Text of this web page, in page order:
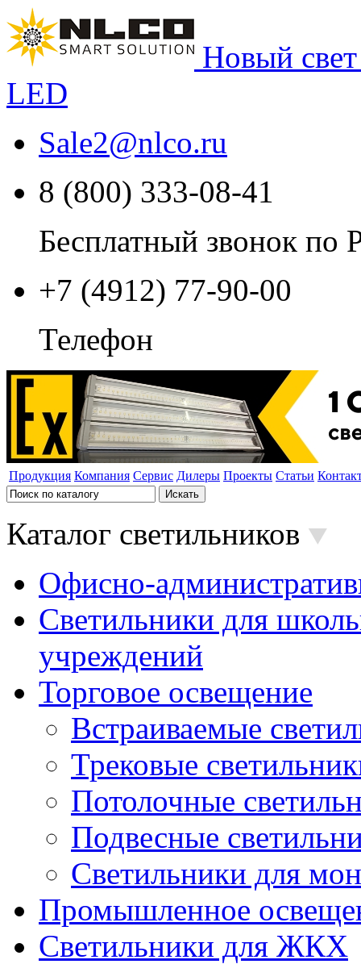
Новый
LED
Sale2@nlco.ru
8 (800) 333-08-41
Бесплатный звонок по
+7 (4912) 77-90-00
Телефон
Продукция Компания Сервис Дилеры Проекты Статьи
Каталог светильников
Офисно-
Светильники для
учреждений
Торговое освещение
Встраиваемые
Трековые
Потолочные
Подвесные
Светильники для
Промышленное
Светильники для ЖКХ